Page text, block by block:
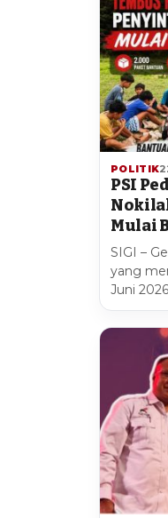
POLITIK
PSI
Mulai
SIGI –
yang
Juni